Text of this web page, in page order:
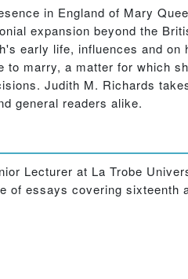
in England of Mary
expansion beyond the
early life, influences and
marry, a matter for which
Judith M. Richards
general readers alike.
Lecturer at La Trobe
of essays covering